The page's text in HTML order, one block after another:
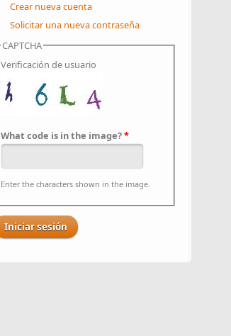
Crear nueva cuenta
Solicitar una nueva contraseña
CAPTCHA
Verificación de usuario
What code is in the image?*
Enter the characters shown in the image.